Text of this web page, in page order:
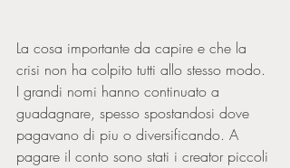
La cosa importante da capire e che la
crisi non ha colpito tutti allo stesso modo.
I grandi nomi hanno continuato a
guadagnare, spesso spostandosi dove
pagavano di piu o diversificando. A
pagare il conto sono stati i creator piccoli